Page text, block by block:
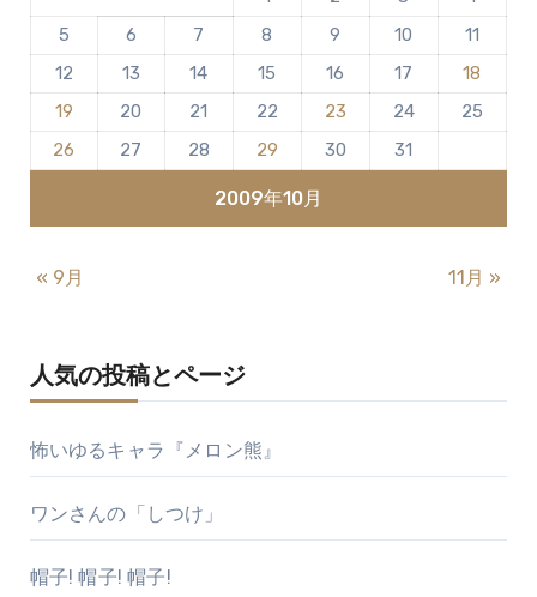
せ
ん
2009年10月
5
6 7 8 9 10
11
12
13 14 15 16 17
18
19
20 21 22 23 24
25
26
27 28 29 30 31
« 9月 11月 »
人気の投稿とページ
怖いゆるキャラ『メロン熊』
ワンさんの「しつけ」
帽子! 帽子! 帽子!